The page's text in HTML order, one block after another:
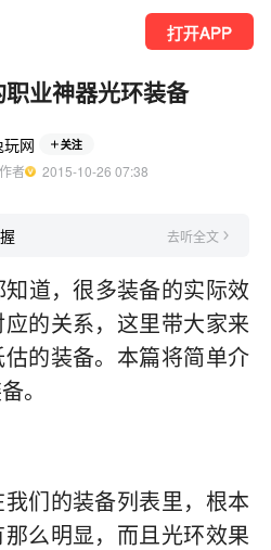
打开APP
业神器光环装备
玩网 关注
者
  2015-10-26 07:38
去听全文
道，很多装备的实际效
的关系，这里带大家来
的装备。本篇将简单介
。
们的装备列表里，根本
么明显，而且光环效果